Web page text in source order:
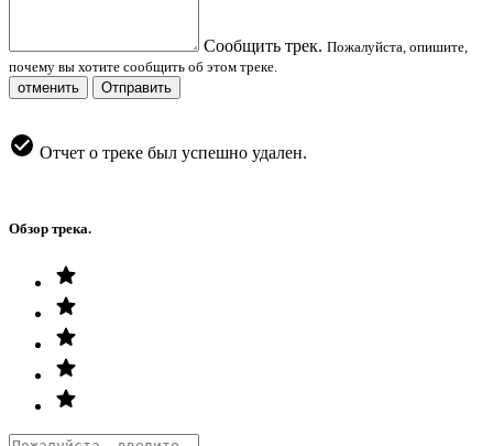
Сообщить трек. Пожалуйста, опишите,
почему вы хотите сообщить об этом треке.
отменить
Отправить
Отчет о треке был успешно удален.
Обзор трека.